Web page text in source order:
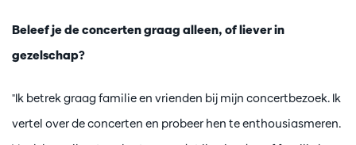
Beleef je de concerten graag alleen, of liever in
gezelschap?
"Ik betrek graag familie en vrienden bij mijn concertbezoek. Ik
vertel over de concerten en probeer hen te enthousiasmeren.